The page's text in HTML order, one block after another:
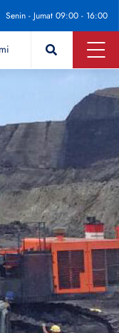
Senin - Jumat 09:00 - 16:00